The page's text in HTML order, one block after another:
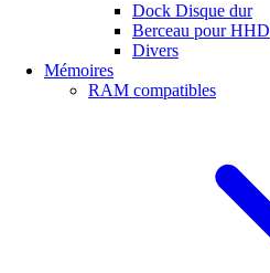
Dock Disque dur
Berceau pour HHD
Divers
Mémoires
RAM compatibles